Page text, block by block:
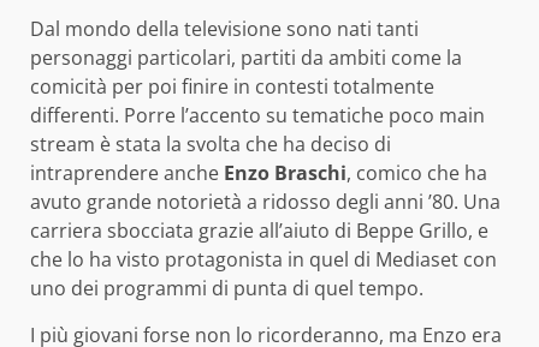
Dal mondo della televisione sono nati tanti
personaggi particolari, partiti da ambiti come la
comicità per poi finire in contesti totalmente
differenti. Porre l’accento su tematiche poco main
stream è stata la svolta che ha deciso di
intraprendere anche Enzo Braschi, comico che ha
avuto grande notorietà a ridosso degli anni ’80. Una
carriera sbocciata grazie all’aiuto di Beppe Grillo, e
che lo ha visto protagonista in quel di Mediaset con
uno dei programmi di punta di quel tempo.
I più giovani forse non lo ricorderanno, ma Enzo era